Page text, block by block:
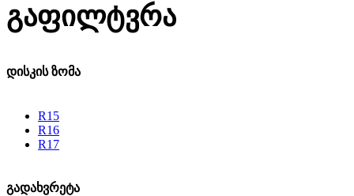
გაფილტვრა
დისკის ზომა
R15
R16
R17
გადახვრეტა